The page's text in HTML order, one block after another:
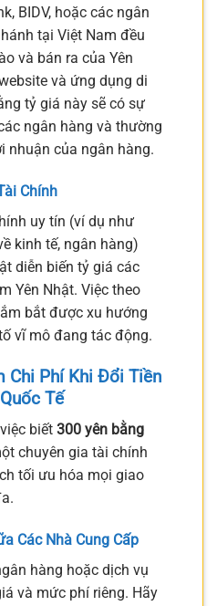
BIDV, hoặc các ngân
tại Việt Nam đều
và bán ra của Yên
và ứng dụng di
tỷ giá này sẽ có sự
ngân hàng và thường
nhuận của ngân hàng.
Chính
uy tín (ví dụ như
kinh tế, ngân hàng)
diễn biến tỷ giá các
Yên Nhật. Việc theo
bắt được xu hướng
vĩ mô đang tác động.
Chi Phí Khi Đổi Tiền
Tế
biết 300 yên bằng
chuyên gia tài chính
tối ưu hóa mọi giao
Các Nhà Cung Cấp
hàng hoặc dịch vụ
và mức phí riêng. Hãy